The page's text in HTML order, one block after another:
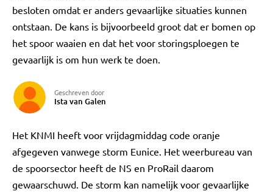
besloten omdat er anders gevaarlijke situaties kunnen
ontstaan. De kans is bijvoorbeeld groot dat er bomen op
het spoor waaien en dat het voor storingsploegen te
gevaarlijk is om hun werk te doen.
Geschreven door
Ista van Galen
Het KNMI heeft voor vrijdagmiddag code oranje
afgegeven vanwege storm Eunice. Het weerbureau van
de spoorsector heeft de NS en ProRail daarom
gewaarschuwd. De storm kan namelijk voor gevaarlijke